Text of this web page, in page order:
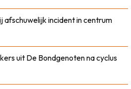
afschuwelijk incident in centrum
uit De Bondgenoten na cyclus